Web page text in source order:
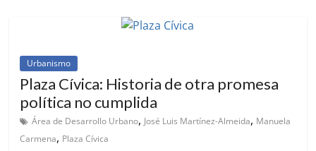
Urbanismo
Plaza Cívica: Historia de otra promesa
política no cumplida
Área de Desarrollo Urbano, José Luis Martínez-Almeida, Manuela
Carmena, Plaza Cívica